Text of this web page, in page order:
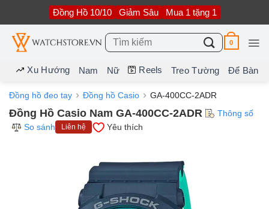
nội
dung
Đồng Hồ 10/10 Giảm Sâu Mua 1 tặng 1
Tìm
kiếm:
0
Xu Hướng Nam Nữ Reels Treo Tường Để Bàn
Đồng hồ đeo tay Đồng hồ Casio GA-400CC-2ADR
Đồng Hồ Casio Nam GA-400CC-2ADR
Thông số
So sánh
Liên hệ Yêu thích